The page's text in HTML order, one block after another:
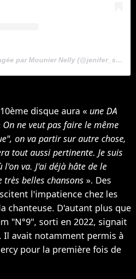
Une publication partagée par Mounier Nelly (@jenifer_sans_filtre)
disque aura « une DA
On ne veut pas faire le même
on va partir sur autre chose,
tout aussi pertinente. Je suis
l'on va. J'ai déjà hâte de le
belles chansons ». Des
l'impatience chez les
chanteuse. D'autant plus que
"N°9", sorti en 2022, signait
Il avait notamment permis à
pour la première fois de